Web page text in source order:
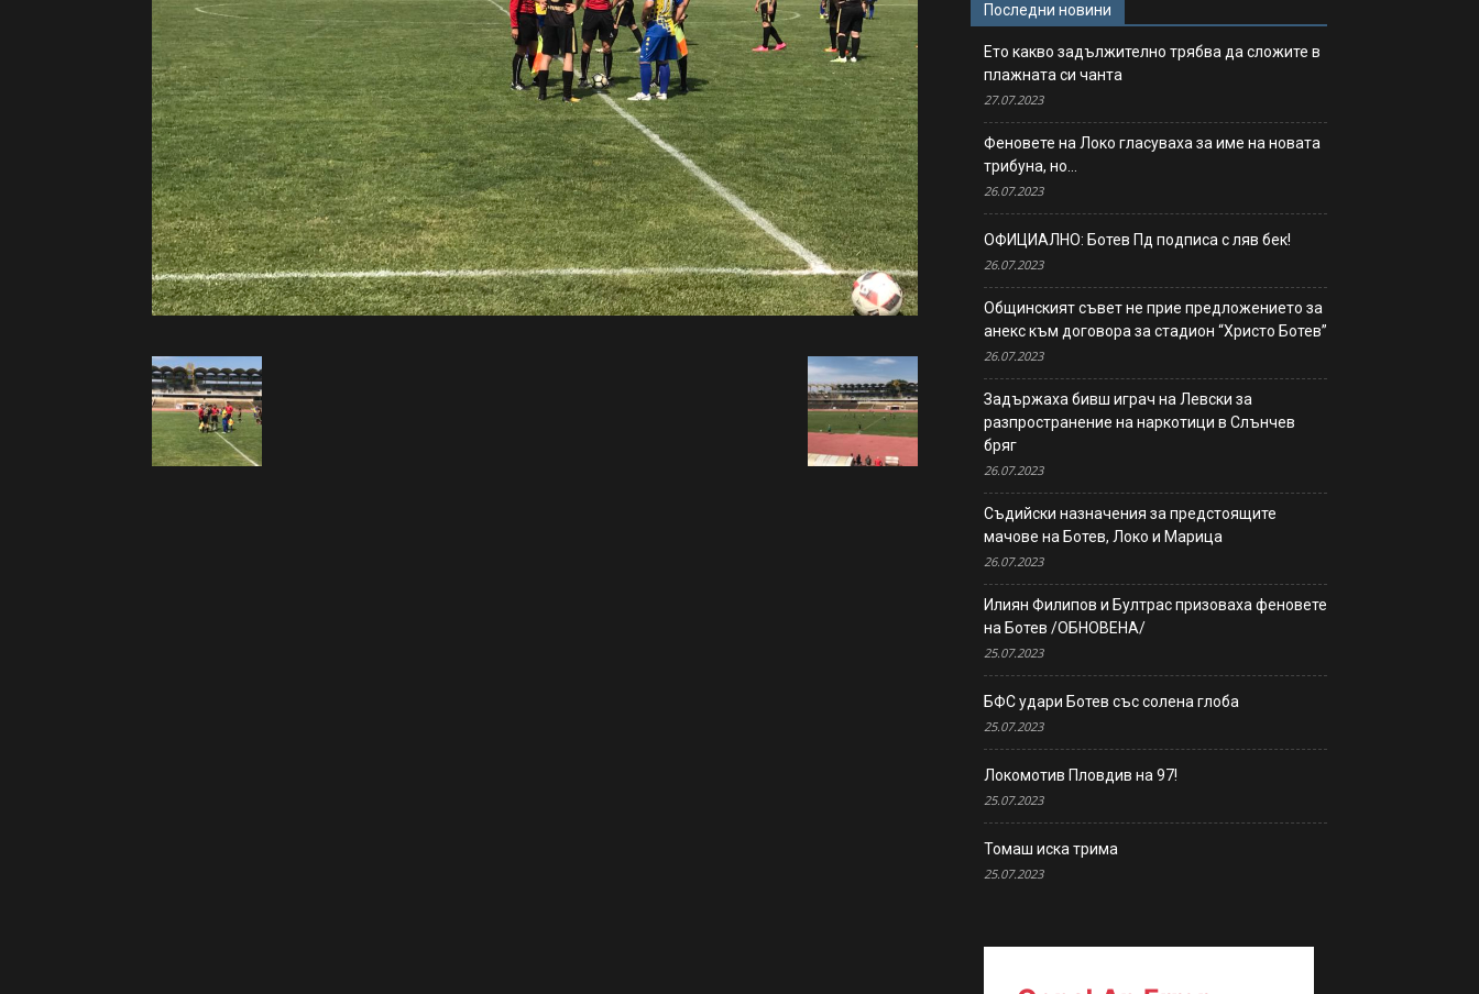
Последни новини
Ето какво задължително трябва да сложите в
плажната си чанта
27.07.2023
Феновете на Локо гласуваха за име на новата
трибуна, но…
26.07.2023
ОФИЦИАЛНО: Ботев Пд подписа с ляв бек!
26.07.2023
Общинският съвет не прие предложението за
анекс към договора за стадион “Христо Ботев”
26.07.2023
Задържаха бивш играч на Левски за
разпространение на наркотици в Слънчев
бряг
26.07.2023
Съдийски назначения за предстоящите
мачове на Ботев, Локо и Марица
26.07.2023
Илиян Филипов и Бултрас призоваха феновете
на Ботев /ОБНОВЕНА/
25.07.2023
БФС удари Ботев със солена глоба
25.07.2023
Локомотив Пловдив на 97!
25.07.2023
Томаш иска трима
25.07.2023